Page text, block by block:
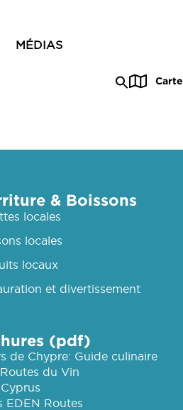
MÉDIAS
Carte
& Boissons
locales
locales
locaux
et divertissement
(pdf)
de Chypre: Guide culinaire
du Vin
EDEN Routes